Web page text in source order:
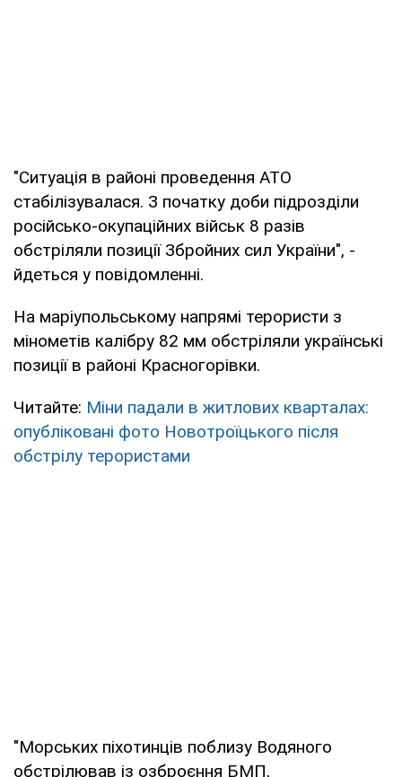
"Ситуація в районі проведення АТО
стабілізувалася. З початку доби підрозділи
російсько-окупаційних військ 8 разів
обстріляли позиції Збройних сил України", -
йдеться у повідомленні.
На маріупольському напрямі терористи з
мінометів калібру 82 мм обстріляли українські
позиції в районі Красногорівки.
Читайте: Міни падали в житлових кварталах:
опубліковані фото Новотроїцького після
обстрілу терористами
"Морських піхотинців поблизу Водяного
обстрілював із озброєння БМП,